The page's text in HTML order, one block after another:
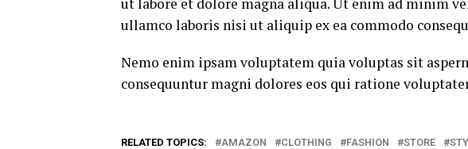
ullamco laboris nisi ut aliquip ex ea commodo
Nemo enim ipsam voluptatem quia voluptas sit
consequuntur magni dolores eos qui ratione
RELATED TOPICS: AMAZON CLOTHING FASHION STORE